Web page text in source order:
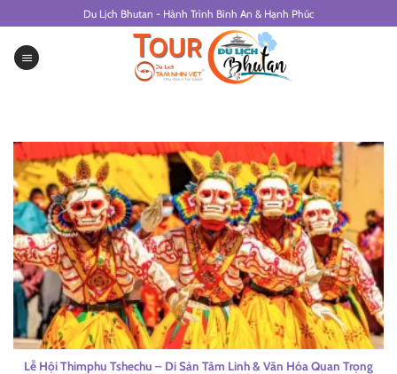
to
content
Du Lịch Bhutan - Hành Trình Bình An & Hạnh Phúc
Lễ Hội Thimphu Tshechu – Di Sản Tâm Linh & Văn Hóa Quan Trọng